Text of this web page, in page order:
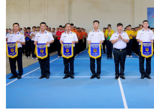
360 độ Sức khỏe
Tài nguyên và Môi trường
Chuyên gia của bạn
Xã hội chuyển động
Bước chân đến trường
Kết nối
Sống
khí hậu